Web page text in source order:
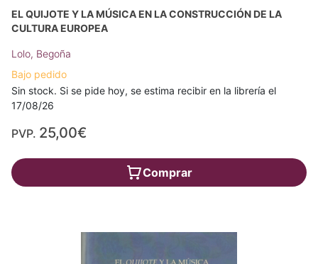
EL QUIJOTE Y LA MÚSICA EN LA CONSTRUCCIÓN DE LA
CULTURA EUROPEA
Lolo, Begoña
Bajo pedido
Sin stock. Si se pide hoy, se estima recibir en la librería el
17/08/26
PVP. 25,00€
Comprar